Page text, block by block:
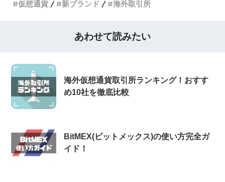
仮想通貨 新ブランド 海外取引所
あわせて読みたい
海外仮想通貨取引所ランキング！おすす
め10社を徹底比較
BitMEX(ビットメックス)の使い方完全ガ
イド！